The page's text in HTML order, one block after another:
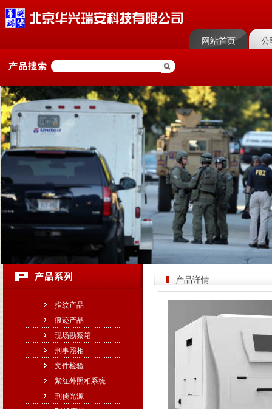
网站首页 公
指纹产品
痕迹产品
现场勘察箱
刑事照相
文件检验
紫红外照相系统
刑侦光源
产品详情